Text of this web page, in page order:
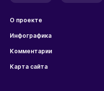
О проекте
Инфографика
Комментарии
Карта сайта